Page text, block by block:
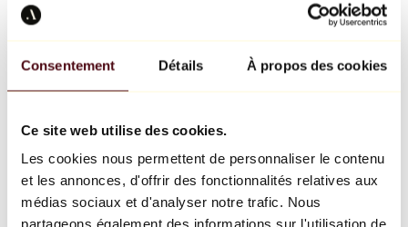
Consentement Détails À propos des cookies
Ce site web utilise des cookies.
Les cookies nous permettent de personnaliser le contenu
et les annonces, d'offrir des fonctionnalités relatives aux
médias sociaux et d'analyser notre trafic. Nous
partageons également des informations sur l'utilisation de
Richard Orlinski
Keith Haring
Jeff Koons
Jean-Michel Basquiat
Tous les designers
Œuvre de la semaine